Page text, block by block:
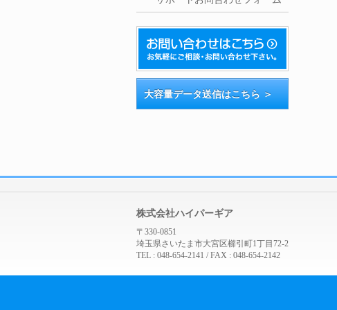
大容量データ送信はこちら ＞
株式会社ハイパーギア
〒330-0851
埼玉県さいたま市大宮区櫛引町1丁目72-2
TEL : 048-654-2141 / FAX : 048-654-2142